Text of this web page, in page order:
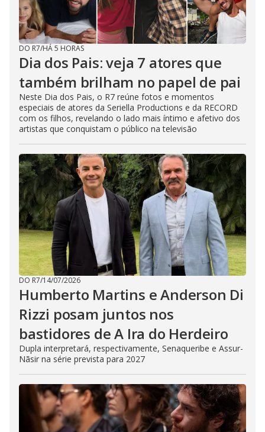
DO R7/HÁ 5 HORAS
Dia dos Pais: veja 7 atores que
também brilham no papel de pai
Neste Dia dos Pais, o R7 reúne fotos e momentos
especiais de atores da Seriella Productions e da RECORD
com os filhos, revelando o lado mais íntimo e afetivo dos
artistas que conquistam o público na televisão
DO R7/14/07/2026
Humberto Martins e Anderson Di
Rizzi posam juntos nos
bastidores de A Ira do Herdeiro
Dupla interpretará, respectivamente, Senaqueribe e Assur-
Nãsir na série prevista para 2027